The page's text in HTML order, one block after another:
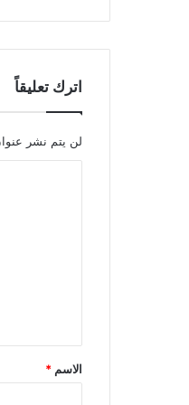
اترك تعليقاً
لن يتم نشر
*
الاسم *